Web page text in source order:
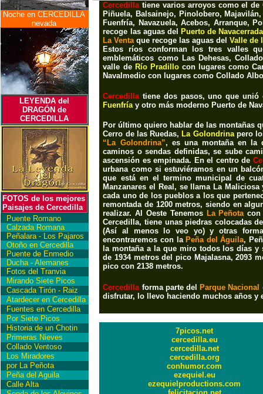
Noche en CERCEDILLA
nevada
LEYENDA del
DRAGÓN de
CERCEDILLA
FOTOS de los mejores
Paisajes de Cercedilla
Puente Romano
Calzada Romana
Peñalara - Los Pajaros
Otoño en Cercedilla
Puente de Enmedio
Ducha - Alemanes
Fotos del Tranvia
Mirando Siete Picos
Cascada Tirón - Raiz
Atardecer en Cercedilla
Fuentes en Cercedilla
Por Siete Picos
Historia de un Chotin
Primeras Nieves
Collado Ventoso
Los Miradores
por La Peñota
Peña del Aguila
Calle Alta
Cercedillatiene varios arroyos como el de
Piñuela, Balsainejo, Pinolobero,
Fuenfría, Navazuela, Acebos, Arranque,
recoge las aguas del
Puerto de Navacerrada
La Ventaque recoge las aguas delValle de
Estos ríos conforman los tres valles
emblemáticos como Las Dehesas,
valle de Río Pradillocon lugares como
Navalmedio con lugares comoCollado
Cercedillatiene dos pasos, uno que unió
Fuenfríay otro más moderno Puerto de
Por último quiero hablar de las montañas
Cerro de las Ruedas, La Golondrinapero
“La Golondrina”, es una montaña en la
caminos o sendas definidas, se sube
ascensión es empinada. En el centro de
urbana como si estuviéramos en un
que está en el termino municipal de
Manzanares el Real, se llama La
cada uno de los pueblos a los que
remontada de 1200 metros, siendo en
realizar. Al Oeste Tenemos La Peñotacon
Cercedilla, tiene unas piedras colocadas
(Así al menos lo veo yo) y otras
encontraremos con la Peña del Águila,
la montaña a la que miro todos los días
de 1934 metros del pico Majalasna, 2093
pico con 2138 metros.
Cercedillaforma parte del
Parque
disfrutar, lo llevo haciendo muchos años y
7picos.net
cercedilla.eu
cercedilla.net
cercedilla.org
conhumor.com
ezequiel.eu
ezequielproductions.com